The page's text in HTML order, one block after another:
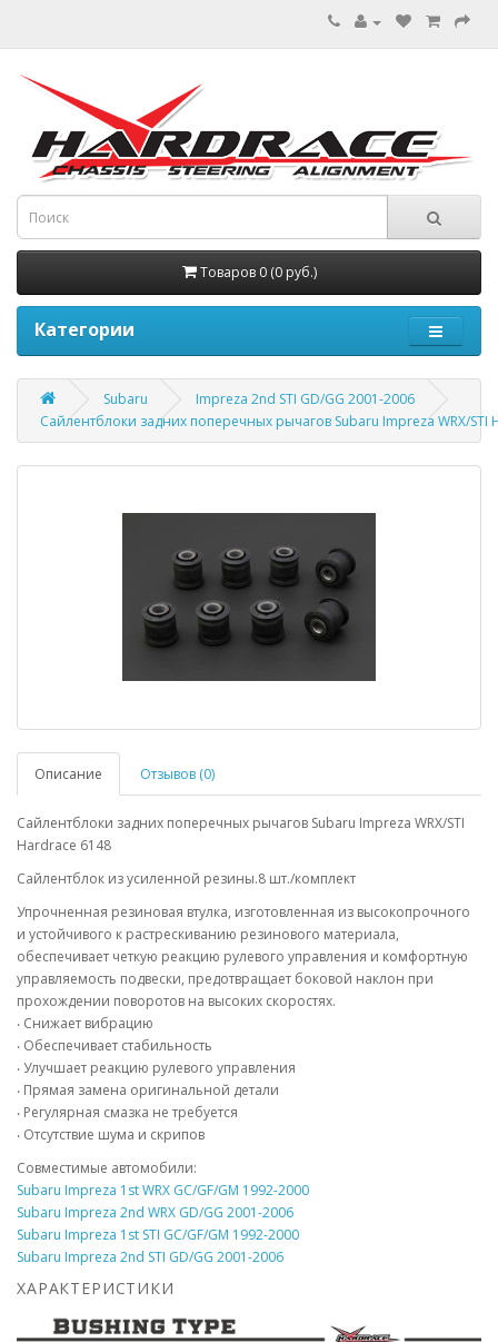
Товаров 0 (0 руб.)
Категории
Subaru
Impreza 2nd STI GD/GG 2001-2006
Сайлентблоки задних поперечных рычагов Subaru Impreza WRX/STI
Описание Отзывов (0)
Сайлентблоки задних поперечных рычагов Subaru Impreza WRX/STI
Hardrace 6148
Сайлентблок из усиленной резины.8 шт./комплект
Упрочненная резиновая втулка, изготовленная из высокопрочного
и устойчивого к растрескиванию резинового материала,
обеспечивает четкую реакцию рулевого управления и комфортную
управляемость подвески, предотвращает боковой наклон при
прохождении поворотов на высоких скоростях.
‧ Снижает вибрацию
‧ Обеспечивает стабильность
‧ Улучшает реакцию рулевого управления
‧ Прямая замена оригинальной детали
‧ Регулярная смазка не требуется
‧ Отсутствие шума и скрипов
Совместимые автомобили:
Subaru Impreza 1st WRX GC/GF/GM 1992-2000
Subaru Impreza 2nd WRX GD/GG 2001-2006
Subaru Impreza 1st STI GC/GF/GM 1992-2000
Subaru Impreza 2nd STI GD/GG 2001-2006
ХАРАКТЕРИСТИКИ